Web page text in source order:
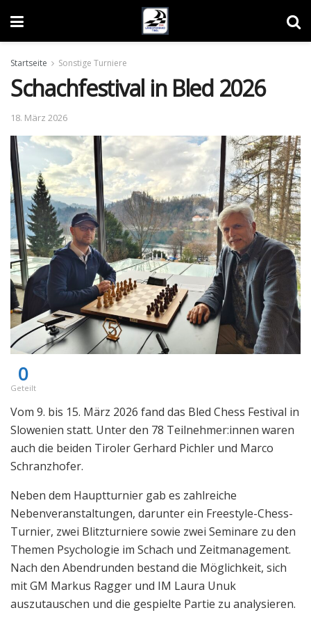
Startseite Sonstige Turniere
Schachfestival in Bled 2026
18. März 2026
0
Geteilt
Vom 9. bis 15. März 2026 fand das Bled Chess Festival in
Slowenien statt. Unter den 78 Teilnehmer:innen waren
auch die beiden Tiroler Gerhard Pichler und Marco
Schranzhofer.
Neben dem Hauptturnier gab es zahlreiche
Nebenveranstaltungen, darunter ein Freestyle-Chess-
Turnier, zwei Blitzturniere sowie zwei Seminare zu den
Themen Psychologie im Schach und Zeitmanagement.
Nach den Abendrunden bestand die Möglichkeit, sich
mit GM Markus Ragger und IM Laura Unuk
auszutauschen und die gespielte Partie zu analysieren.